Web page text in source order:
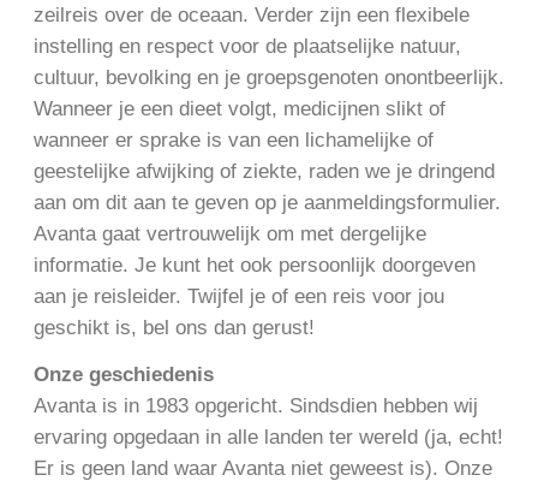
zeilreis over de oceaan. Verder zijn een flexibele
instelling en respect voor de plaatselijke natuur,
cultuur, bevolking en je groepsgenoten onontbeerlijk.
Wanneer je een dieet volgt, medicijnen slikt of
wanneer er sprake is van een lichamelijke of
geestelijke afwijking of ziekte, raden we je dringend
aan om dit aan te geven op je aanmeldingsformulier.
Avanta gaat vertrouwelijk om met dergelijke
informatie. Je kunt het ook persoonlijk doorgeven
aan je reisleider. Twijfel je of een reis voor jou
geschikt is, bel ons dan gerust!
Onze geschiedenis
Avanta is in 1983 opgericht. Sindsdien hebben wij
ervaring opgedaan in alle landen ter wereld (ja, echt!
Er is geen land waar Avanta niet geweest is). Onze